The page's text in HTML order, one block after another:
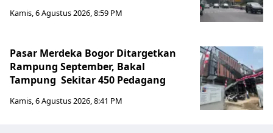
Kamis, 6 Agustus 2026, 8:59 PM
Pasar Merdeka Bogor Ditargetkan
Rampung September, Bakal
Tampung Sekitar 450 Pedagang
Kamis, 6 Agustus 2026, 8:41 PM